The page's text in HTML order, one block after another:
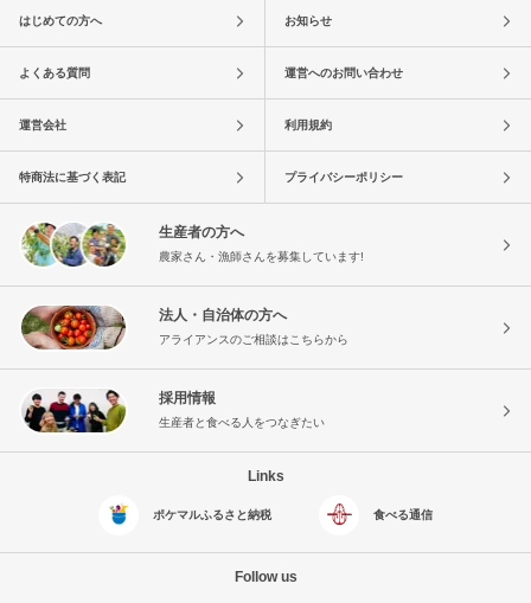
はじめての方へ お知らせ
よくある質問 運営へのお問い合わせ
運営会社 利用規約
特商法に基づく表記 プライバシーポリシー
生産者の方へ
農家さん・漁師さんを募集しています!
法人・自治体の方へ
アライアンスのご相談はこちらから
採用情報
生産者と食べる人をつなぎたい
Links
ポケマルふるさと納税 食べる通信
Follow us